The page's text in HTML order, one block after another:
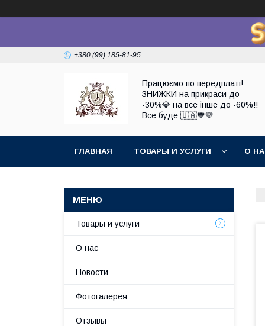
+380 (99) 185-81-95
Працюємо по передплаті!
ЗНИЖКИ на прикраси до
-30%💎 на все інше до -60%!!
Все буде 🇺🇦💙💛
ГЛАВНАЯ ТОВАРЫ И УСЛУГИ О
Товары и услуги
О нас
Новости
Фотогалерея
Отзывы